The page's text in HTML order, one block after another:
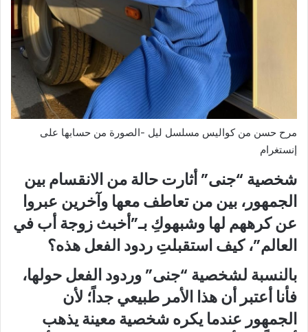
مرح حسن من كواليس مسلسل ليل -الصورة من حسابها على
إنستغرام
شخصية “جنى” أثارت حالة من الانقسام بين
الجمهور، بين من تعاطف معها وآخرين عبروا
عن كرههم لها وشبهوكِ بـ”أخبث زوجة أب في
العالم”، كيف استقبلتِ ردود الفعل هذه؟
بالنسبة لشخصية “جنى” وردود الفعل حولها،
فأنا أعتبر أن هذا الأمر طبيعي جداً؛ لأن
الجمهور عندما يكره شخصية معينة يذهب